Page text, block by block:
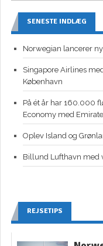
SENESTE INDLÆG
Norwegian lancerer
Singapore Airlines
København
På ét år har 160.000
Economy med
Oplev Island og
Billund Lufthavn med
REJSETIPS